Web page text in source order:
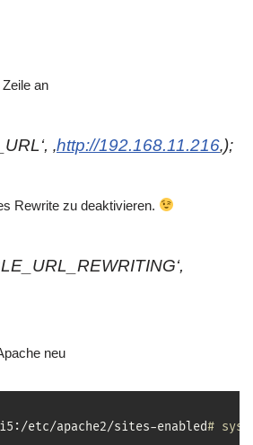
an
‚http://192.168.11.216‚);
Rewrite zu deaktivieren.
neu
etc/apache2/sites-enabled#